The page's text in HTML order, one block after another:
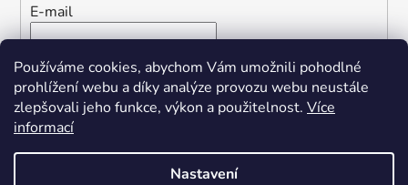
Používáme cookies, abychom Vám umožnili pohodlné
prohlížení webu a díky analýze provozu webu neustále
zlepšovali jeho funkce, výkon a použitelnost. Více
informací
Nastavení
E-mail
Vložením e-mailu souhlasíte s
podmínkami ochrany
osobních údajů
PŘIHLÁSIT SE